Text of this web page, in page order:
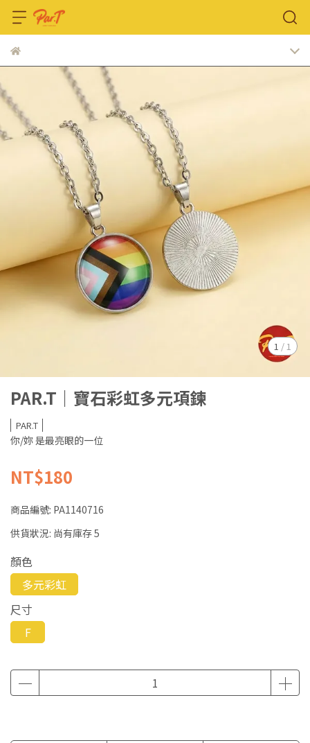
1 / 1
PAR.T｜寶石彩虹多元項鍊
PAR.T
你/妳 是最亮眼的一位
NT$180
商品編號: PA1140716
供貨狀況: 尚有庫存 5
顏色
多元彩虹
尺寸
F